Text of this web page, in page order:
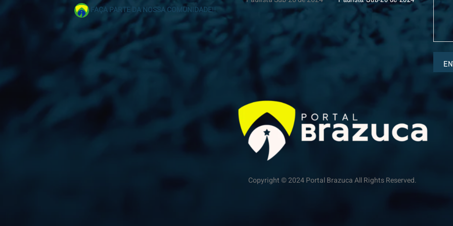
FAÇA PARTE DA NOSSA COMUNIDADE!!
Copyright © 2024 Portal Brazuca All Rights Reserved.